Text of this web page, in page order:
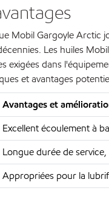
Mobil Gargoyle
Les huiles
exigées dans
et avantages
Avantages et
Excellent écoulement à
Longue durée de
Appropriées pour la